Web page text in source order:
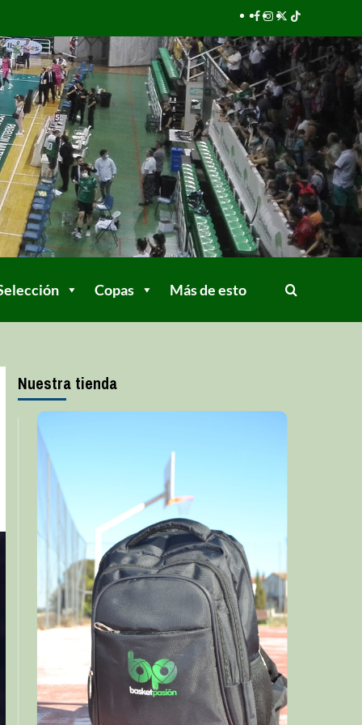
Copas Más de esto
Nuestra tienda